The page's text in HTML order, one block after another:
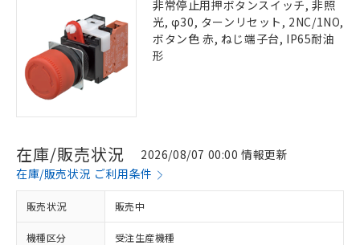
非常停止用押ボタンスイッチ, 非照
光, φ30, ターンリセット, 2NC/1NO,
ボタン色 赤, ねじ端子台, IP65耐油
形
在庫/販売状況
2026/08/07 00:00 情報更新
在庫/販売状況 ご利用条件
販売状況 販売中
機種区分 受注生産機種